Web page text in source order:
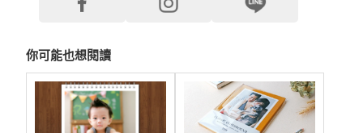
你可能也想閱讀